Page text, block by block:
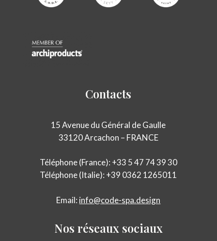
Contacts
15 Avenue du Général de Gaulle
33120 Arcachon – FRANCE
Téléphone (France): +33 5 47 74 39 30
Téléphone (Italie): +39 0362 1265011
Email: info@code-spa.design
Nos réseaux sociaux